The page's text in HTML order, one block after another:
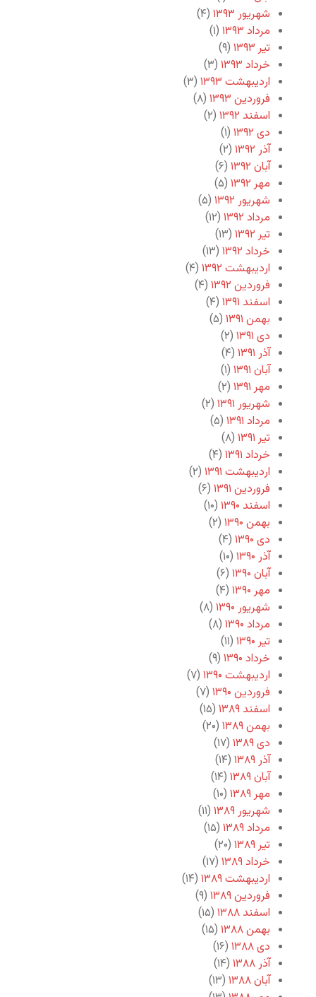
شهریور ۱۳۹۳
(۴)
مرداد ۱۳۹۳
(۱)
تیر ۱۳۹۳
(۹)
خرداد ۱۳۹۳
(۳)
اردیبهشت ۱۳۹۳
(۳)
فروردین ۱۳۹۳
(۸)
اسفند ۱۳۹۲
(۲)
دی ۱۳۹۲
(۱)
آذر ۱۳۹۲
(۲)
آبان ۱۳۹۲
(۶)
مهر ۱۳۹۲
(۵)
شهریور ۱۳۹۲
(۵)
مرداد ۱۳۹۲
(۱۲)
تیر ۱۳۹۲
(۱۳)
خرداد ۱۳۹۲
(۱۳)
اردیبهشت ۱۳۹۲
(۴)
فروردین ۱۳۹۲
(۴)
اسفند ۱۳۹۱
(۴)
بهمن ۱۳۹۱
(۵)
دی ۱۳۹۱
(۲)
آذر ۱۳۹۱
(۴)
آبان ۱۳۹۱
(۱)
مهر ۱۳۹۱
(۲)
شهریور ۱۳۹۱
(۲)
مرداد ۱۳۹۱
(۵)
تیر ۱۳۹۱
(۸)
خرداد ۱۳۹۱
(۴)
اردیبهشت ۱۳۹۱
(۲)
فروردین ۱۳۹۱
(۶)
اسفند ۱۳۹۰
(۱۰)
بهمن ۱۳۹۰
(۲)
دی ۱۳۹۰
(۴)
آذر ۱۳۹۰
(۱۰)
آبان ۱۳۹۰
(۶)
مهر ۱۳۹۰
(۴)
شهریور ۱۳۹۰
(۸)
مرداد ۱۳۹۰
(۸)
تیر ۱۳۹۰
(۱۱)
خرداد ۱۳۹۰
(۹)
اردیبهشت ۱۳۹۰
(۷)
فروردین ۱۳۹۰
(۷)
اسفند ۱۳۸۹
(۱۵)
بهمن ۱۳۸۹
(۲۰)
دی ۱۳۸۹
(۱۷)
آذر ۱۳۸۹
(۱۴)
آبان ۱۳۸۹
(۱۴)
مهر ۱۳۸۹
(۱۰)
شهریور ۱۳۸۹
(۱۱)
مرداد ۱۳۸۹
(۱۵)
تیر ۱۳۸۹
(۲۰)
خرداد ۱۳۸۹
(۱۷)
اردیبهشت ۱۳۸۹
(۱۴)
فروردین ۱۳۸۹
(۹)
اسفند ۱۳۸۸
(۱۵)
بهمن ۱۳۸۸
(۱۵)
دی ۱۳۸۸
(۱۶)
آذر ۱۳۸۸
(۱۴)
آبان ۱۳۸۸
(۱۳)